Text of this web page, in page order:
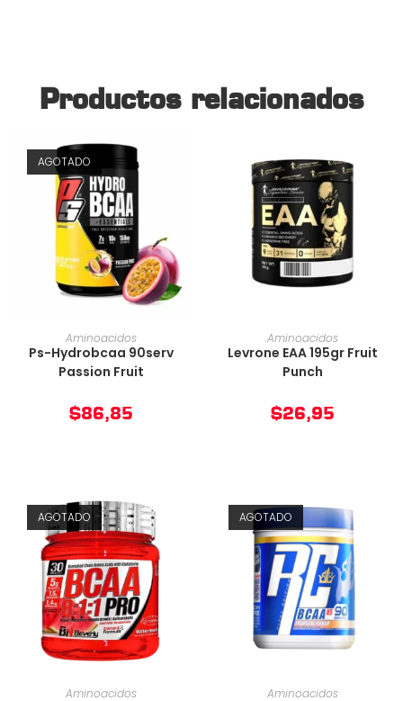
Productos relacionados
AGOTADO
AÑADIR AL CARRITO
Aminoacidos
Ps-Hydrobcaa 90serv
Passion Fruit
$86,85
AÑADIR AL CARRITO
Aminoacidos
Levrone EAA 195gr Fruit
Punch
$26,95
AGOTADO
AÑADIR AL CARRITO
Aminoacidos
AGOTADO
AÑADIR AL CARRITO
Aminoacidos